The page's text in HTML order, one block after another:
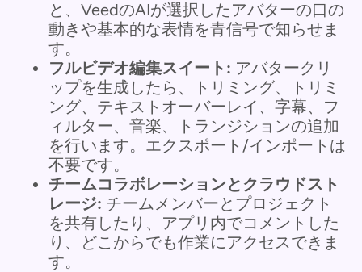
と、VeedのAIが選択したアバターの口の
動きや基本的な表情を青信号で知らせま
す。
フルビデオ編集スイート: アバタークリ
ップを生成したら、トリミング、トリミ
ング、テキストオーバーレイ、字幕、フ
ィルター、音楽、トランジションの追加
を行います。エクスポート/インポートは
不要です。
チームコラボレーションとクラウドスト
レージ: チームメンバーとプロジェクト
を共有したり、アプリ内でコメントした
り、どこからでも作業にアクセスできま
す。